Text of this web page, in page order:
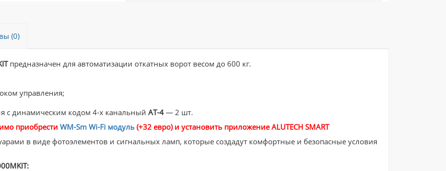
(0)
предназначен для автоматизации откатных ворот весом до 600 кг.
управления;
с динамическим кодом 4-х канальный АТ-4 — 2 шт.
приобрести WM-Sm Wi-Fi модуль (+32 евро) и установить приложение ALUTECH SMART
в виде фотоэлементов и сигнальных ламп, которые создадут комфортные и безопасные условия